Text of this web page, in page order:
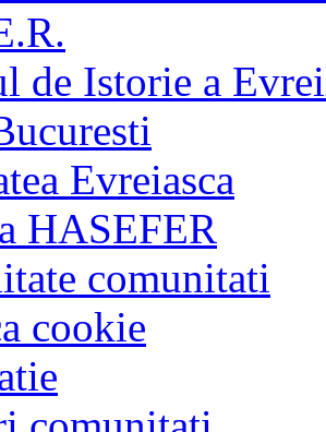
de Istorie a
Evreiasca
HASEFER
comunitati
cookie